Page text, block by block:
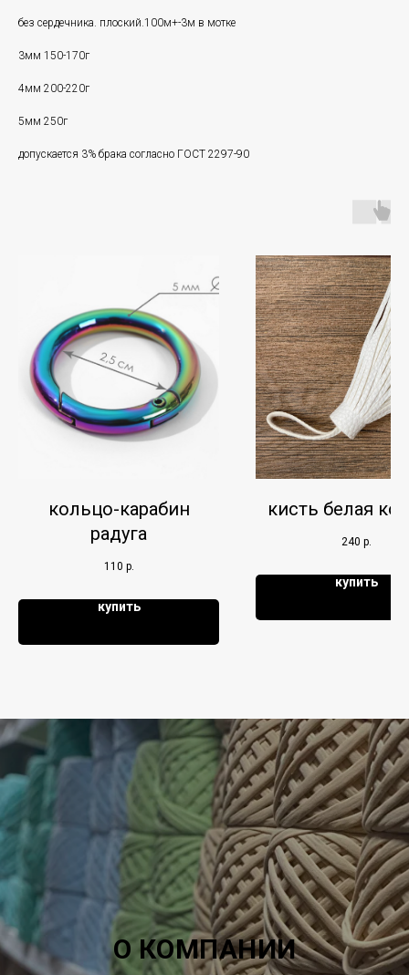
без сердечника. плоский.100м+-3м в мотке
3мм 150-170г
4мм 200-220г
5мм 250г
допускается 3% брака согласно ГОСТ 2297-90
кольцо-карабин
радуга
110 р.
купить
кисть белая
240 р.
купить
О КОМПАНИИ